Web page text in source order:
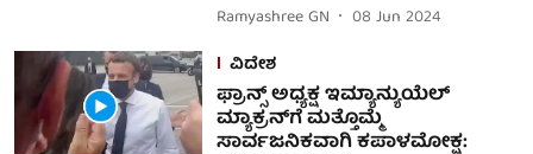
Ramyashree GN
08 Jun 2024
ವಿದೇಶ
ಫ್ರಾನ್ಸ್ ಅಧ್ಯಕ್ಷ ಇಮ್ಯಾನ್ಯುಯೆಲ್
ಮ್ಯಾಕ್ರನ್‌ಗೆ ಮತ್ತೊಮ್ಮೆ
ಸಾರ್ವಜನಿಕವಾಗಿ ಕಪಾಳಮೋಕ್ಷ: